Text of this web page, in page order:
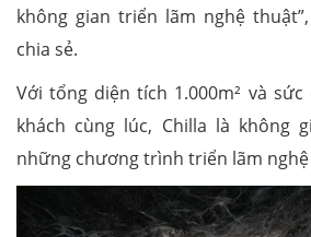
không gian triển lãm nghệ
chia sẻ.
Với tổng diện tích 1.000m² và
khách cùng lúc, Chilla là không
những chương trình triển lãm